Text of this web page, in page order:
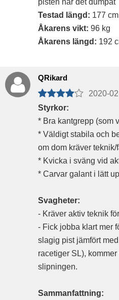
pisten när det dumpat
Testad längd: 177 cm
Åkarens vikt: 96 kg
Åkarens längd: 192
QRikard
2020-
Styrkor:
* Bra kantgrepp (som
* Väldigt stabila och
om dom kräver teknik/
* Kvicka i sväng vid
* Carvar galant i lätt
Svagheter:
- Kräver aktiv teknik
- Fick jobba klart mer
slagig pist jämfört
racetiger SL),
slipningen.
Sammanfattning: